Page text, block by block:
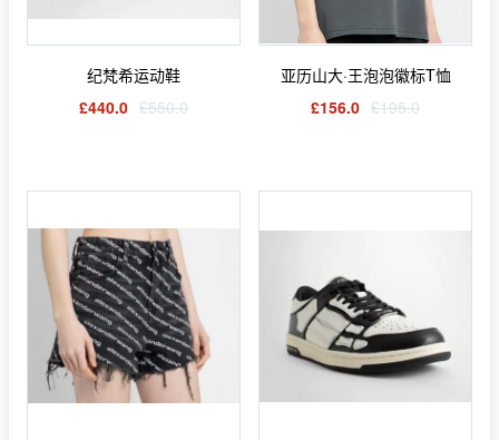
纪梵希运动鞋
£440.0 £550.0
亚历山大·王泡泡徽标T恤
£156.0 £195.0